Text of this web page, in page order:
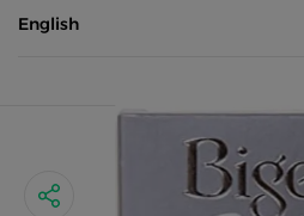
English